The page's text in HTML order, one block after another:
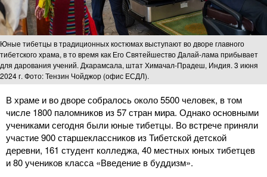
Юные тибетцы в традиционных костюмах выступают во дворе главного
тибетского храма, в то время как Его Святейшество Далай-лама прибывает
для дарования учений. Дхарамсала, штат Химачал-Прадеш, Индия. 3 июня
2024 г. Фото: Тензин Чойджор (офис ЕСДЛ).
В храме и во дворе собралось около 5500 человек, в том
числе 1800 паломников из 57 стран мира. Однако основными
учениками сегодня были юные тибетцы. Во встрече приняли
участие 900 старшеклассников из Тибетской детской
деревни, 161 студент колледжа, 40 местных юных тибетцев
и 80 учеников класса «Введение в буддизм».